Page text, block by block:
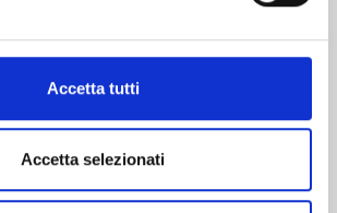
Accetta tutti
Accetta selezionati
07/04/2026
€ 5,90